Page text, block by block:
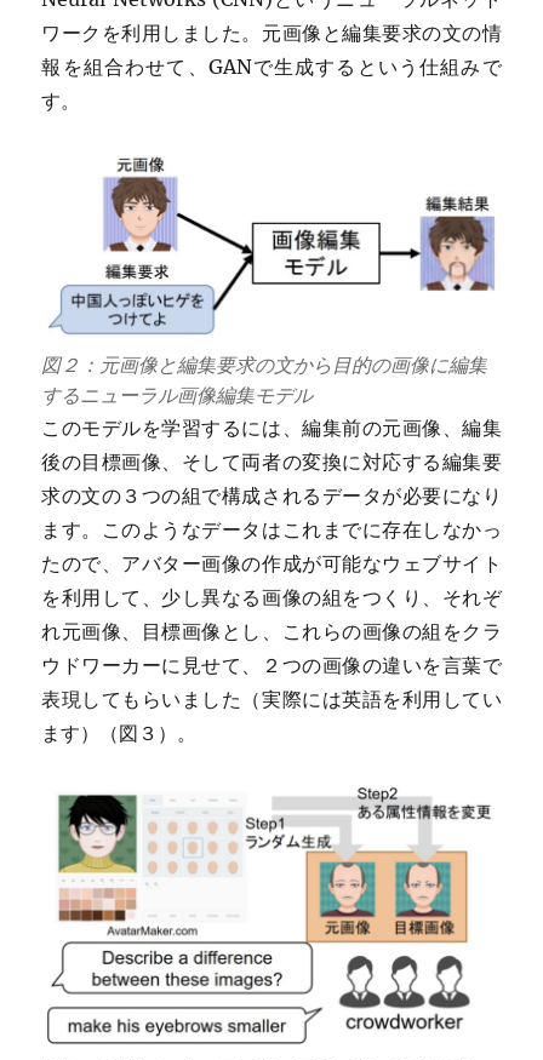
ワークを利用しました。元画像と編集要求の文の情
報を組合わせて、GANで生成するという仕組みで
す。
図２：元画像と編集要求の文から目的の画像に編集
するニューラル画像編集モデル
このモデルを学習するには、編集前の元画像、編集
後の目標画像、そして両者の変換に対応する編集要
求の文の３つの組で構成されるデータが必要になり
ます。このようなデータはこれまでに存在しなかっ
たので、アバター画像の作成が可能なウェブサイト
を利用して、少し異なる画像の組をつくり、それぞ
れ元画像、目標画像とし、これらの画像の組をクラ
ウドワーカーに見せて、２つの画像の違いを言葉で
表現してもらいました（実際には英語を利用してい
ます）（図３）。